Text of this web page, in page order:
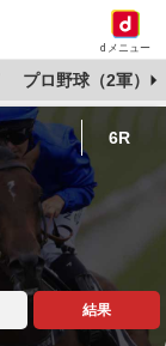
dメニュー
プロ野球（2軍）
6R
結果